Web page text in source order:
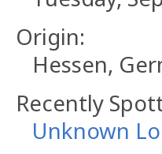
Origin:
Hessen,
Recently
Unknown